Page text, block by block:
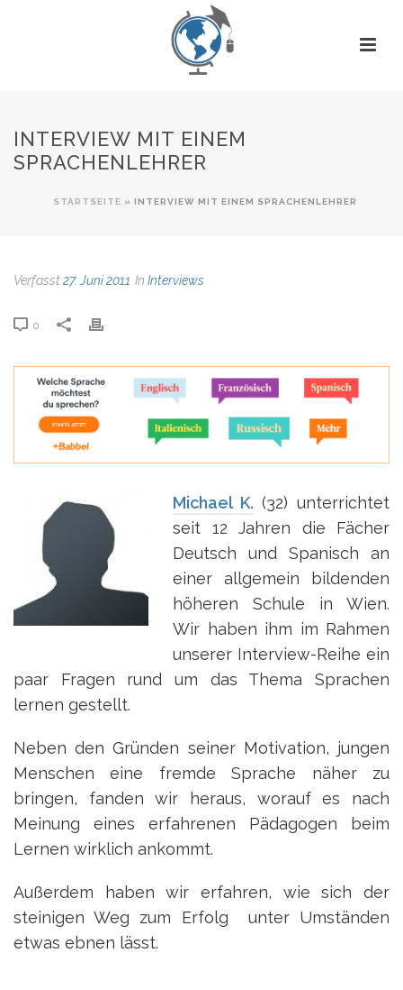
INTERVIEW MIT EINEM
SPRACHENLEHRER
STARTSEITE » INTERVIEW MIT EINEM SPRACHENLEHRER
Verfasst27. Juni 2011 In Interviews
0
Michael K. (32) unterrichtet
seit 12 Jahren die Fächer
Deutsch und Spanisch an
einer allgemein bildenden
höheren Schule in Wien.
Wir haben ihm im Rahmen
unserer Interview-Reihe ein
paar Fragen rund um das Thema Sprachen
lernen gestellt.
Neben den Gründen seiner Motivation, jungen
Menschen eine fremde Sprache näher zu
bringen, fanden wir heraus, worauf es nach
Meinung eines erfahrenen Pädagogen beim
Lernen wirklich ankommt.
Außerdem haben wir erfahren, wie sich der
steinigen Weg zum Erfolg unter Umständen
etwas ebnen lässt.